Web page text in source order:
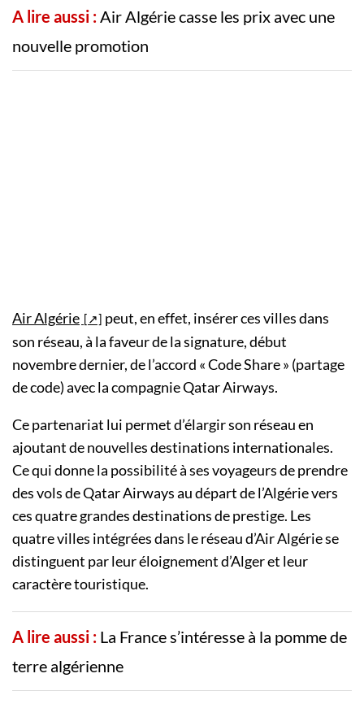
A lire aussi : Air Algérie casse les prix avec une
nouvelle promotion
Air Algérie
peut, en effet, insérer ces villes dans
son réseau, à la faveur de la signature, début
novembre dernier, de l’accord « Code Share » (partage
de code) avec la compagnie Qatar Airways.
Ce partenariat lui permet d’élargir son réseau en
ajoutant de nouvelles destinations internationales.
Ce qui donne la possibilité à ses voyageurs de prendre
des vols de Qatar Airways au départ de l’Algérie vers
ces quatre grandes destinations de prestige. Les
quatre villes intégrées dans le réseau d’Air Algérie se
distinguent par leur éloignement d’Alger et leur
caractère touristique.
A lire aussi : La France s’intéresse à la pomme de
terre algérienne